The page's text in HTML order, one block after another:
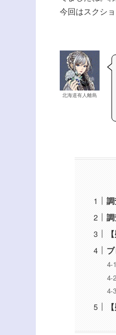
今回はスクシ
北海道有人離島